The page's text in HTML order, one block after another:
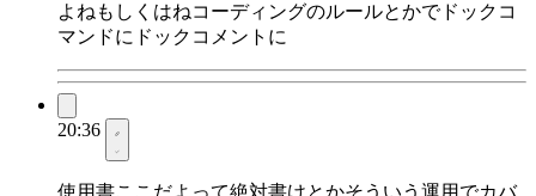
よねもしくはねコーディングのルールとかでドックコ
マンドにドックコメントに
20:36